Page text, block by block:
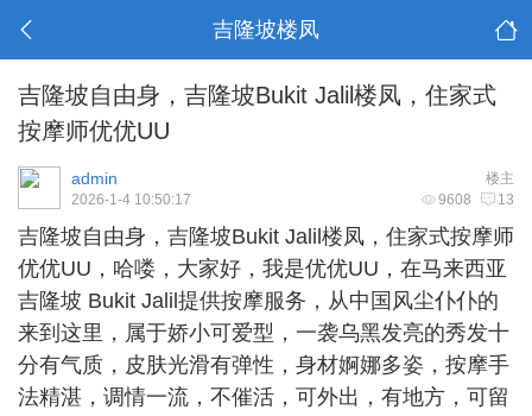
吉隆坡楼凤
吉隆坡自由身，吉隆坡Bukit Jalil楼凤，住家式
按摩师优优UU
楼主
admin
9608 13
2026-1-4 10:50:17
吉隆坡自由身 ，吉隆坡Bukit Jalil楼凤，住家式按摩师
优优UU，哈喽，大家好，我是优优UU，在马来西亚
吉隆坡 Bukit Jalil提供按摩服务，从中国风尘仆仆的
来到这里，属于娇小可爱型，一袭乌黑发亮的秀发十
分有气质，皮肤光滑有弹性，身材婀娜多姿，按摩手
法精湛，调情一流，不催活，可外出，有地方，可留